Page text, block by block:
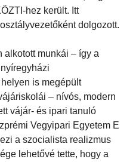
hez került. Itt
dolgozott.
alkotott munkái – így a
is megépült
– nívós, modern
vájár- és ipari tanuló
Vegyipari Egyetem E
a szocialista realizmus
lehetővé tette, hogy a